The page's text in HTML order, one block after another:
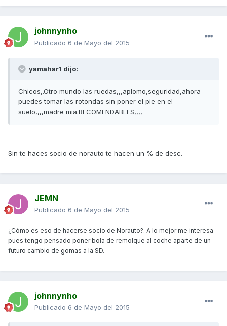
johnnynho
Publicado 6 de Mayo del 2015
yamahar1 dijo:
Chicos,.Otro mundo las ruedas,,,aplomo,seguridad,ahora
puedes tomar las rotondas sin poner el pie en el
suelo,,,,madre mia.RECOMENDABLES,,,,
Sin te haces socio de norauto te hacen un % de desc.
JEMN
Publicado 6 de Mayo del 2015
¿Cómo es eso de hacerse socio de Norauto?. A lo mejor me interesa
pues tengo pensado poner bola de remolque al coche aparte de un
futuro cambio de gomas a la SD.
johnnynho
Publicado 6 de Mayo del 2015